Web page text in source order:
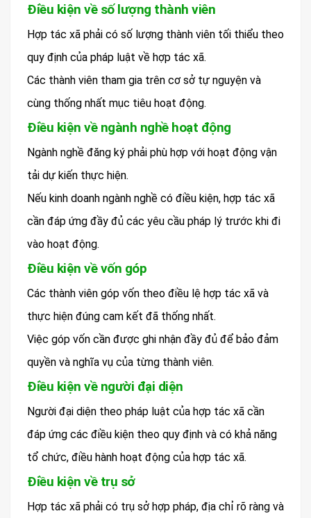
Điều kiện về số lượng thành viên
Hợp tác xã phải có số lượng thành viên tối thiểu theo
quy định của pháp luật về hợp tác xã.
Các thành viên tham gia trên cơ sở tự nguyện và
cùng thống nhất mục tiêu hoạt động.
Điều kiện về ngành nghề hoạt động
Ngành nghề đăng ký phải phù hợp với hoạt động vận
tải dự kiến thực hiện.
Nếu kinh doanh ngành nghề có điều kiện, hợp tác xã
cần đáp ứng đầy đủ các yêu cầu pháp lý trước khi đi
vào hoạt động.
Điều kiện về vốn góp
Các thành viên góp vốn theo điều lệ hợp tác xã và
thực hiện đúng cam kết đã thống nhất.
Việc góp vốn cần được ghi nhận đầy đủ để bảo đảm
quyền và nghĩa vụ của từng thành viên.
Điều kiện về người đại diện
Người đại diện theo pháp luật của hợp tác xã cần
đáp ứng các điều kiện theo quy định và có khả năng
tổ chức, điều hành hoạt động của hợp tác xã.
Điều kiện về trụ sở
Hợp tác xã phải có trụ sở hợp pháp, địa chỉ rõ ràng và